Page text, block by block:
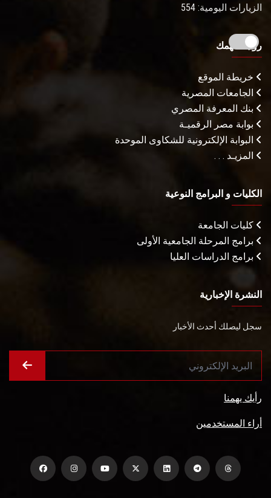
الزيارات اليومية: 554
روابط تهمك
خريطة الموقع
الجامعات المصرية
بنك المعرفة المصري
بوابة مصر الرقميـة
البوابة الإلكترونية للشكاوى الموحدة
المزيـد . . .
الكليات و البرامج النوعية
كليات الجامعة
برامج المرحلة الجامعية الأولى
برامج الدراسات العليا
النشرة الإخبارية
سجل ليصلك أحدث الأخبار
رأيك يهمنا
أراء المستخدمين